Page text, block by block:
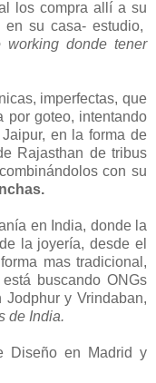
los compra allí a su
su casa- estudio,
donde tener
imperfectas, que
por goteo, intentando
en la forma de
Rajasthan de tribus
con su
en India, donde la
la joyería, desde el
mas tradicional,
buscando ONGs
y Vrindaban,
de India.
Diseño en Madrid y